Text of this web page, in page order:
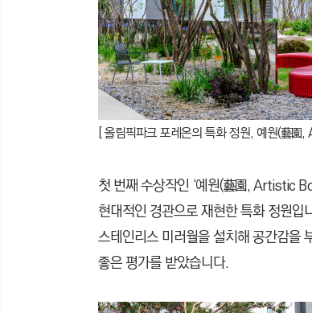
[ 올림픽파크 포레온의 특화 정원, 예원(藝
첫 번째 수상작인 ‘예원(藝園, Artistic
현대적인 경관으로 재현한 특화 정원
스테인리스 미러월을 설치해 공간감을
좋은 평가를 받았습니다.